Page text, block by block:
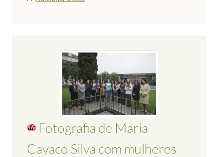
Fotografia de Maria
Cavaco Silva com mulheres